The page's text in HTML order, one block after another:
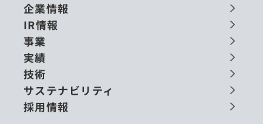
企業情報
IR情報
事業
実績
技術
サステナビリティ
採用情報